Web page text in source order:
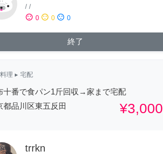
/ /
sentiment_satisfied 0 sentiment_neutral 0 sentiment_dissatisfied 0
終了
料理 ▸ 宅配
十番で食パン1斤回収→家まで宅配
都品川区東五反田
¥3,000
trrkn